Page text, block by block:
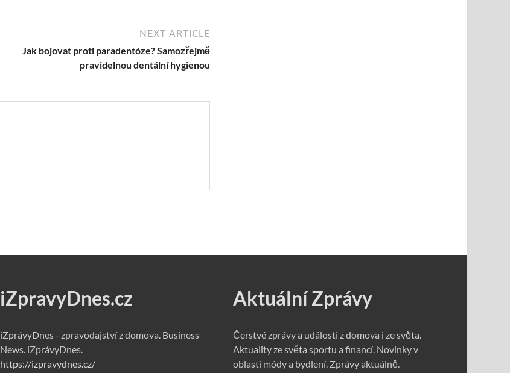
NEXT ARTICLE
Jak bojovat proti paradentóze? Samozřejmě
pravidelnou dentální hygienou
iZpravyDnes.cz
iZprávyDnes - zpravodajství z domova. Business
News. iZprávyDnes.
https://izpravydnes.cz/
Aktuální Zprávy
Čerstvé zprávy a události z domova i ze světa.
Aktuality ze světa sportu a financí. Novinky v
oblasti módy a bydlení. Zprávy aktuálně.